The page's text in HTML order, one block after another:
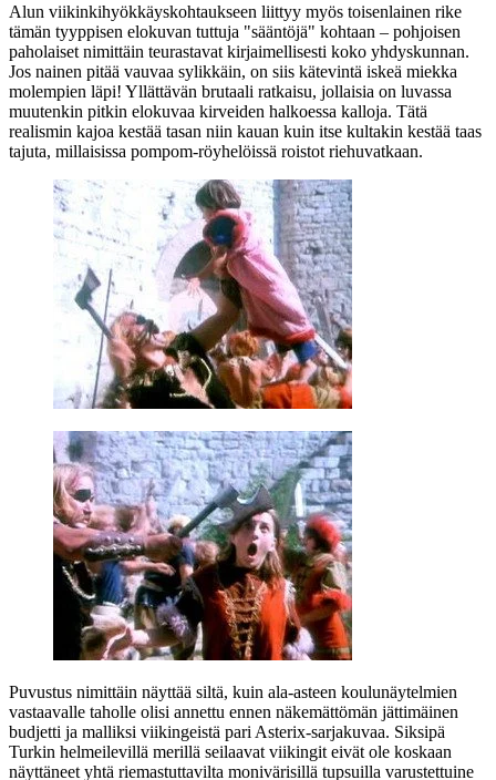
Alun viikinkihyökkäyskohtaukseen liittyy myös toisenlainen rike
tämän tyyppisen elokuvan tuttuja "sääntöjä" kohtaan – pohjoisen
paholaiset nimittäin teurastavat kirjaimellisesti koko yhdyskunnan.
Jos nainen pitää vauvaa sylikkäin, on siis kätevintä iskeä miekka
molempien läpi! Yllättävän brutaali ratkaisu, jollaisia on luvassa
muutenkin pitkin elokuvaa kirveiden halkoessa kalloja. Tätä
realismin kajoa kestää tasan niin kauan kuin itse kultakin kestää taas
tajuta, millaisissa pompom-röyhelöissä roistot riehuvatkaan.
Puvustus nimittäin näyttää siltä, kuin ala‑asteen koulunäytelmien
vastaavalle taholle olisi annettu ennen näkemättömän jättimäinen
budjetti ja malliksi viikingeistä pari Asterix-sarjakuvaa. Siksipä
Turkin helmeilevillä merillä seilaavat viikingit eivät ole koskaan
näyttäneet yhtä riemastuttavilta monivärisillä tupsuilla varustettuine